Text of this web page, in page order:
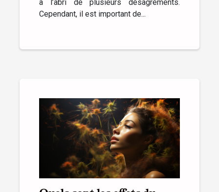
à l’abri de plusieurs désagréments.
Cependant, il est important de...